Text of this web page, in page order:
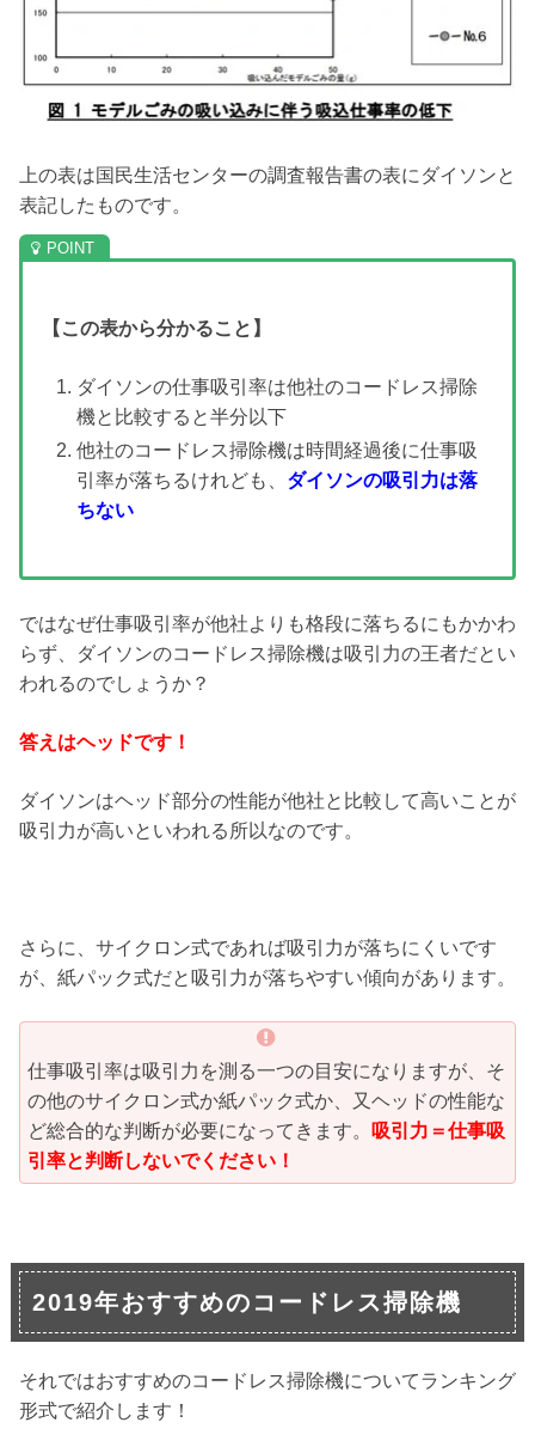
上の表は国民生活センターの調査報告書の表にダイソンと
表記したものです。
【この表から分かること】
ダイソンの仕事吸引率は他社のコードレス掃除
機と比較すると半分以下
他社のコードレス掃除機は時間経過後に仕事吸
引率が落ちるけれども、 ダイソンの吸引力は落
ちない
ではなぜ仕事吸引率が他社よりも格段に落ちるにもかかわ
らず、ダイソンのコードレス掃除機は吸引力の王者だとい
われるのでしょうか？
答えはヘッドです！
ダイソンはヘッド部分の性能が他社と比較して高いことが
吸引力が高いといわれる所以なのです。
さらに、サイクロン式であれば吸引力が落ちにくいです
が、紙パック式だと吸引力が落ちやすい傾向があります。
仕事吸引率は吸引力を測る一つの目安になりますが、そ
の他のサイクロン式か紙パック式か、又ヘッドの性能な
ど総合的な判断が必要になってきます。 吸引力＝仕事吸
引率と判断しないでください！
2019年おすすめのコードレス掃除機
それではおすすめのコードレス掃除機についてランキング
形式で紹介します！